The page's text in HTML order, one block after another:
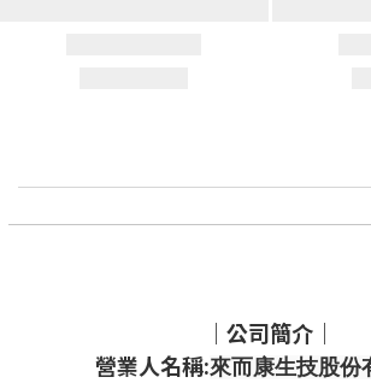
｜公司簡介｜
營業人名稱:來而康生技股份